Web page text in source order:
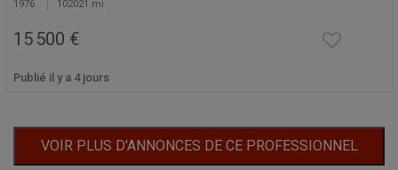
1976 102021 mi
15 500 €
Publié il y a 4 jours
VOIR PLUS D'ANNONCES DE CE PROFESSIONNEL